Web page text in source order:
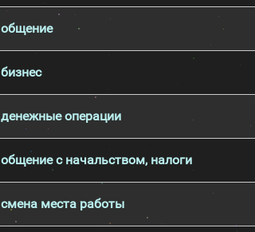
общение
бизнес
денежные операции
общение с начальством, налоги
смена места работы